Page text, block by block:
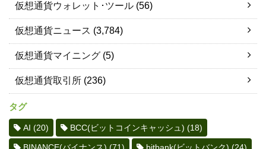
仮想通貨ウォレット･ツール (56)
仮想通貨ニュース (3,784)
仮想通貨マイニング (5)
仮想通貨取引所 (236)
タグ
AI (20) BCC(ビットコインキャッシュ) (18)